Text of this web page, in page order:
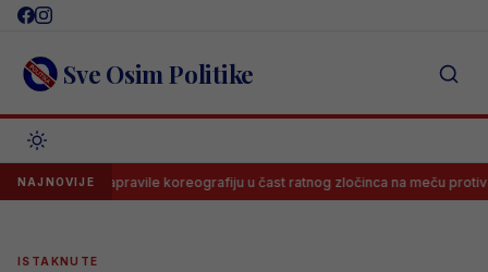
Skip
content Sve Osim Politike
NAJNOVIJE
napravile koreografiju u čast ratnog zločinca na meču protiv Novog
ISTAKNUTE